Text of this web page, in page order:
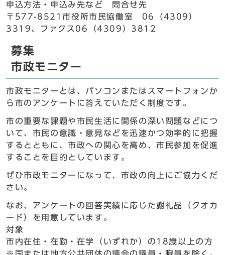
申込方法・申込み先など 問合せ先
〒577-8521市役所市民協働室 06（4309）
3319、ファクス06（4309）3812
募集
市政モニター
市政モニターとは、パソコンまたはスマートフォンか
ら市のアンケートに答えていただく制度です。
市の重要な課題や市民生活に関係の深い問題などにつ
いて、市民の意識・意見などを迅速かつ効率的に把握
するとともに、市政への関心を高め、市民参加を促進
することを目的としています。
ぜひ市政モニターになって、市政の向上にご協力くだ
さい。
なお、アンケートの回答実績に応じた謝礼品（クオカ
ード）を用意しています。
対象
市内在住・在勤・在学（いずれか）の18歳以上の方